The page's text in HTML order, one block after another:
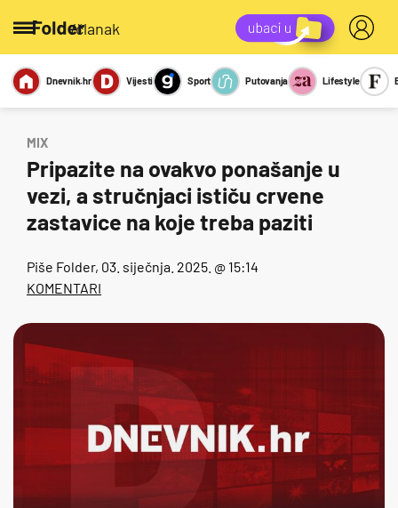
/članak
Miks Kviz
Report
Sexy
Dnevnik.hr Vijesti Sport Putovanja Lifestyle
MIX
Pripazite na ovakvo ponašanje u
vezi, a stručnjaci ističu crvene
zastavice na koje treba paziti
Piše Folder, 03. siječnja. 2025. @ 15:14
KOMENTARI